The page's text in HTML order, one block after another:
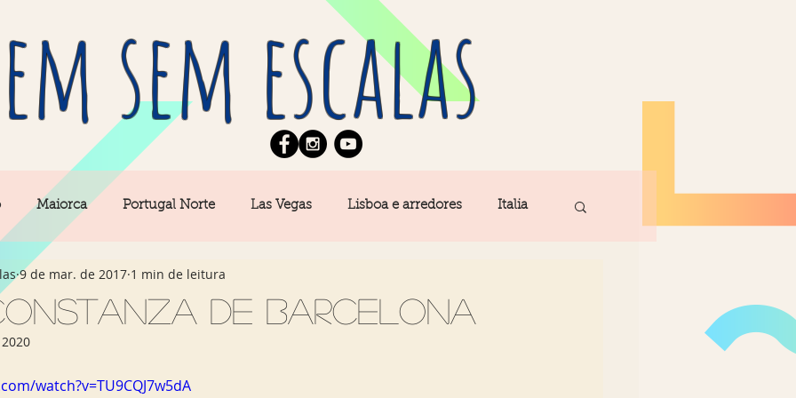
sem escalas
Maiorca Portugal Norte Las Vegas Lisboa e arredores Italia
News Berlim Algarve
de Barcelona
9 de mar. de 2017 1 min de leitura
watch?v=TU9CQJ7w5dA